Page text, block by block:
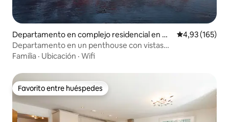
Departamento en complejo residencial en Co
nwy Principal Area
Calificación
4,93 (165)
Departamento en un penthouse con vistas
impresionantes a la costa y al mar
Familia · Ubicación · Wifi
Favorito entre huéspedes
Favorito entre huéspedes